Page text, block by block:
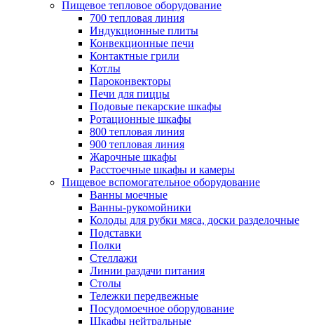
Пищевое тепловое оборудование
700 тепловая линия
Индукционные плиты
Конвекционные печи
Контактные грили
Котлы
Пароконвекторы
Печи для пиццы
Подовые пекарские шкафы
Ротационные шкафы
800 тепловая линия
900 тепловая линия
Жарочные шкафы
Расстоечные шкафы и камеры
Пищевое вспомогательное оборудование
Ванны моечные
Ванны-рукомойники
Колоды для рубки мяса, доски разделочные
Подставки
Полки
Стеллажи
Линии раздачи питания
Столы
Тележки передвежные
Посудомоечное оборудование
Шкафы нейтральные